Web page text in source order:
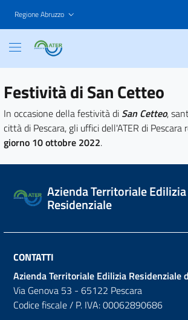
Regione Abruzzo
Festività di San Cetteo
In occasione della festività di San Cetteo,
città di Pescara, gli uffici dell'ATER di Pescara
giorno 10 ottobre 2022.
Azienda Territoriale Edilizia
Residenziale
CONTATTI
Azienda Territoriale Edilizia Residenziale
Via Genova 53 - 65122 Pescara
Codice fiscale / P. IVA: 00062890686